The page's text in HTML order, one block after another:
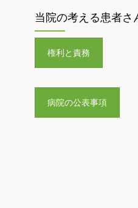
当院の考える患者さ
権利と責務
病院の公表事項